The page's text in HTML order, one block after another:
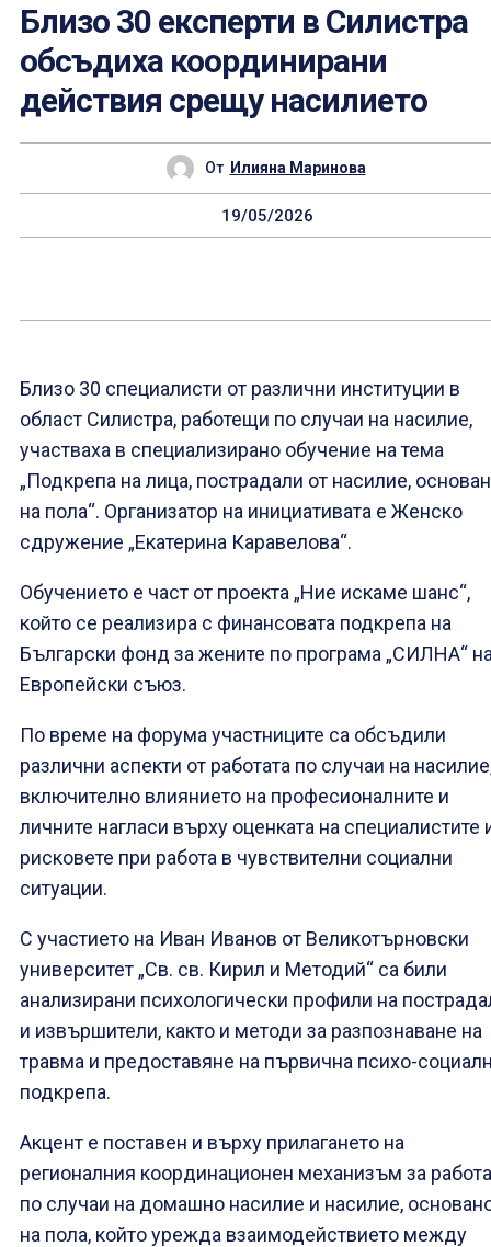
Близо 30 експерти в Силистра
обсъдиха координирани
действия срещу насилието
От Илияна Маринова
19/05/2026
Близо 30 специалисти от различни институции в
област Силистра, работещи по случаи на насилие,
участваха в специализирано обучение на тема
„Подкрепа на лица, пострадали от насилие,
на пола“. Организатор на инициативата е Женско
сдружение „Екатерина Каравелова“.
Обучението е част от проекта „Ние искаме шанс“,
който се реализира с финансовата подкрепа на
Български фонд за жените по програма „СИЛНА“
Европейски съюз.
По време на форума участниците са обсъдили
различни аспекти от работата по случаи на
включително влиянието на професионалните и
личните нагласи върху оценката на специалистите
рисковете при работа в чувствителни социални
ситуации.
С участието на Иван Иванов от Великотърновски
университет „Св. св. Кирил и Методий“ са били
анализирани психологически профили на
и извършители, както и методи за разпознаване на
травма и предоставяне на първична психо-
подкрепа.
Акцент е поставен и върху прилагането на
регионалния координационен механизъм за работа
по случаи на домашно насилие и насилие,
на пола, който урежда взаимодействието между